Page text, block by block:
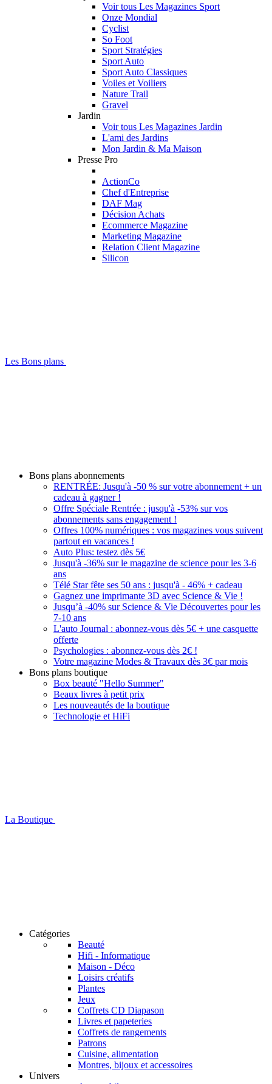
Voir tous Les Magazines Sport
Onze Mondial
Cyclist
So Foot
Sport Stratégies
Sport Auto
Sport Auto Classiques
Voiles et Voiliers
Nature Trail
Gravel
Jardin
Voir tous Les Magazines Jardin
L'ami des Jardins
Mon Jardin & Ma Maison
Presse Pro
ActionCo
Chef d'Entreprise
DAF Mag
Décision Achats
Ecommerce Magazine
Marketing Magazine
Relation Client Magazine
Silicon
Les Bons plans
Bons plans abonnements
RENTRÉE: Jusqu'à -50 % sur votre abonnement + un
cadeau à gagner !
Offre Spéciale Rentrée : jusqu'à -53% sur vos
abonnements sans engagement !
Offres 100% numériques : vos magazines vous suivent
partout en vacances !
Auto Plus: testez dès 5€
Jusqu'à -36% sur le magazine de science pour les 3-6
ans
Télé Star fête ses 50 ans : jusqu'à - 46% + cadeau
Gagnez une imprimante 3D avec Science & Vie !
Jusqu’à -40% sur Science & Vie Découvertes pour les
7-10 ans
L'auto Journal : abonnez-vous dès 5€ + une casquette
offerte
Psychologies : abonnez-vous dès 2€ !
Votre magazine Modes & Travaux dès 3€ par mois
Bons plans boutique
Box beauté "Hello Summer"
Beaux livres à petit prix
Les nouveautés de la boutique
Technologie et HiFi
La Boutique
Catégories
Beauté
Hifi - Informatique
Maison - Déco
Loisirs créatifs
Plantes
Jeux
Coffrets CD Diapason
Livres et papeteries
Coffrets de rangements
Patrons
Cuisine, alimentation
Montres, bijoux et accessoires
Univers